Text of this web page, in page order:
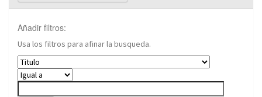
Añadir filtros:
Usa los filtros para afinar la busqueda.